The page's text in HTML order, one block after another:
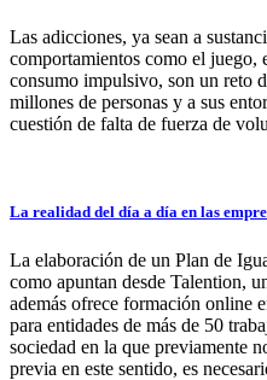
Las adicciones, ya sean a
comportamientos como el juego,
consumo impulsivo, son un reto
millones de personas y a sus
cuestión de falta de fuerza de
La realidad del día a día en las
La elaboración de un Plan de
como apuntan desde Talention,
además ofrece formación online
para entidades de más de 50
sociedad en la que previamente
previa en este sentido, es